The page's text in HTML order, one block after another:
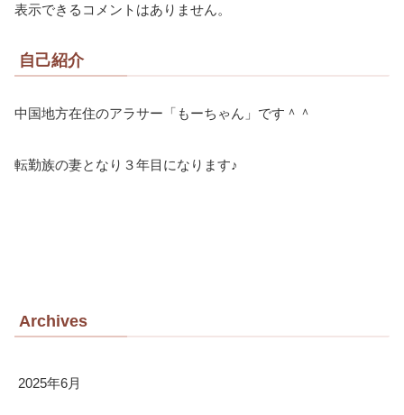
表示できるコメントはありません。
自己紹介
中国地方在住のアラサー「もーちゃん」です＾＾
転勤族の妻となり３年目になります♪
Archives
2025年6月